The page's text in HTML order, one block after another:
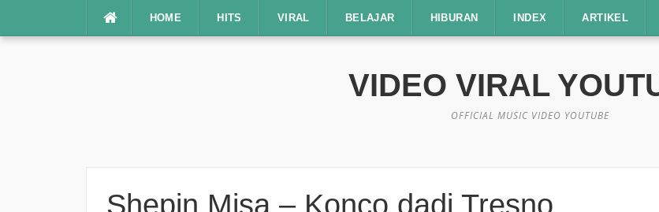
HOME HITS VIRAL BELAJAR HIBURAN INDEX ARTIKEL
VIDEO VIRAL
OFFICIAL MUSIC VIDEO YOUTUBE
Shepin Misa – Konco dadi Tresno